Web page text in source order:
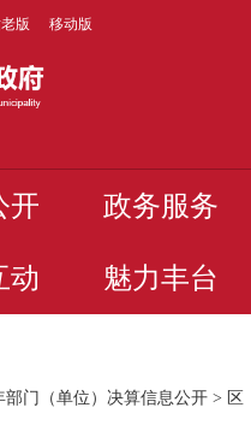
版 移动版
开 政务服务
动 魅力丰台
部门（单位）决算信息公开 > 区